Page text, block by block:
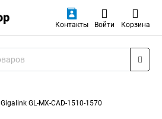
Контакты Войти Корзина
Gigalink GL-MX-CAD-1510-1570